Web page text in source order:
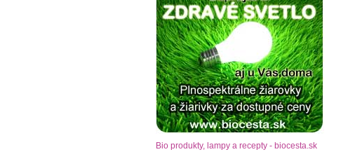
Bio produkty, lampy a recepty - biocesta.sk